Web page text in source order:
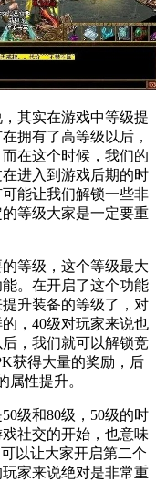
其实在游戏中等级提
拥有了高等级以后，
在这个时候，我们的
进入到游戏后期的时
能让我们解锁一些非
等级大家是一定要重
等级，这个等级最大
。在开启了这个功能
升装备的等级了，对
，40级对玩家来说也
，我们就可以解锁竞
获得大量的奖励，后
属性提升。
级和80级，50级的时
社交的开始，也意味
以让大家开启第二个
家来说绝对是非常重